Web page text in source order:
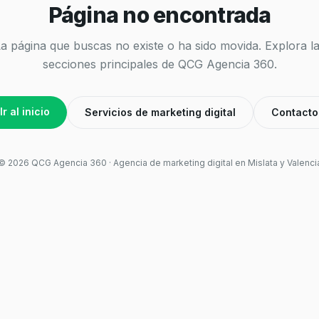
Página no encontrada
página que buscas no existe o ha sido movida. Explora
secciones principales de QCG Agencia 360.
Ir al inicio Servicios de marketing digital Contacto
2026 QCG Agencia 360 · Agencia de marketing digital en Mislata y